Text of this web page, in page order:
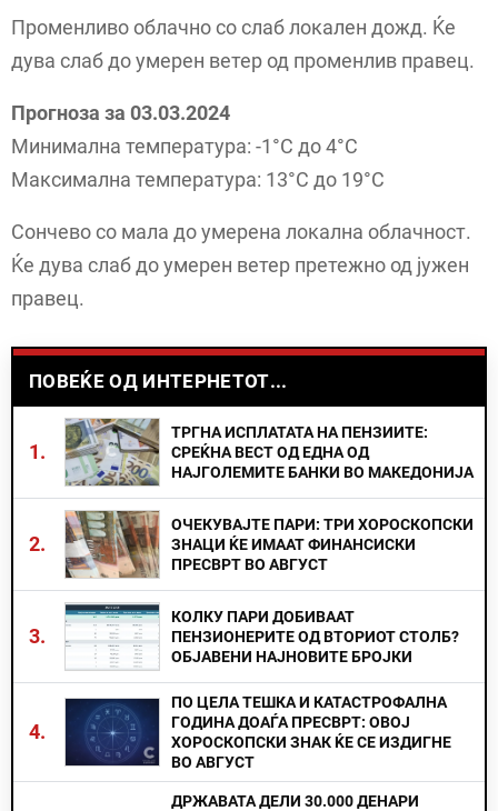
Променливо облачно со слаб локален дожд. Ќе
дува слаб до умерен ветер од променлив правец.
Прогноза за 03.03.2024
Минимална температура: -1°C до 4°C
Максимална температура: 13°C до 19°C
Сончево со мала до умерена локална облачност.
Ќе дува слаб до умерен ветер претежно од јужен
правец.
ПОВЕЌЕ ОД ИНТЕРНЕТОТ...
1.
ТРГНА ИСПЛАТАТА НА ПЕНЗИИТЕ:
СРЕЌНА ВЕСТ ОД ЕДНА ОД
НАЈГОЛЕМИТЕ БАНКИ ВО МАКЕДОНИЈА
2.
ОЧЕКУВАЈТЕ ПАРИ: ТРИ ХОРОСКОПСКИ
ЗНАЦИ ЌЕ ИМААТ ФИНАНСИСКИ
ПРЕСВРТ ВО АВГУСТ
3.
КОЛКУ ПАРИ ДОБИВААТ
ПЕНЗИОНЕРИТЕ ОД ВТОРИОТ СТОЛБ?
ОБЈАВЕНИ НАЈНОВИТЕ БРОЈКИ
4.
ПО ЦЕЛА ТЕШКА И КАТАСТРОФАЛНА
ГОДИНА ДОАЃА ПРЕСВРТ: ОВОЈ
ХОРОСКОПСКИ ЗНАК ЌЕ СЕ ИЗДИГНЕ
ВО АВГУСТ
ДРЖАВАТА ДЕЛИ 30.000 ДЕНАРИ